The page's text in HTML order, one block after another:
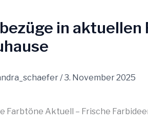
in aktuellen
/3. November 2025
Farbtöne Aktuell – Frische